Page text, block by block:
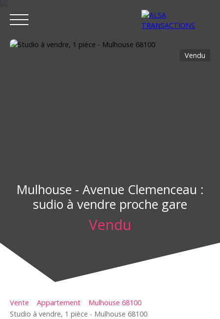
Vendu
Mulhouse - Avenue Clemenceau :
sudio à vendre proche gare
Vendu
Vente Appartement
Mulhouse 68100
Studio à vendre, 1 pièce - Mulhouse 68100